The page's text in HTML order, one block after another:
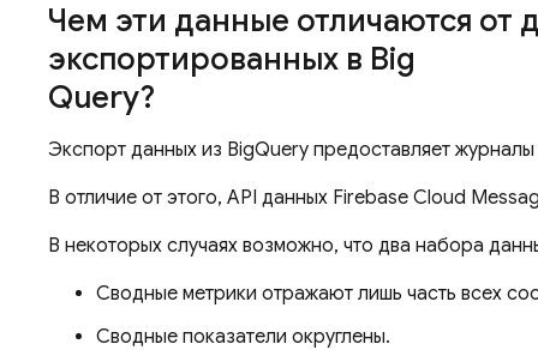
Чем эти данные отличаются от
экспортированных в Big
Query?
Экспорт данных из BigQuery предоставляет
В отличие от этого, API данных Firebase Cloud
В некоторых случаях возможно, что два набора
Сводные метрики отражают лишь часть всех
Сводные показатели округлены.